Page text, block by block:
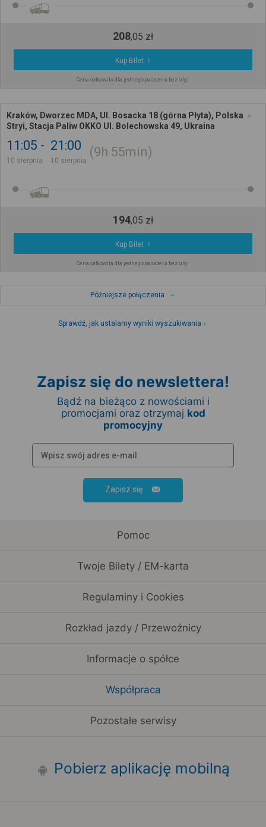
208,05 zł
Kup Bilet
Cena całkowita dla jednego pasażera bez ulgi
Kraków, Dworzec MDA, Ul. Bosacka 18 (górna Płyta), Polska
Stryi, Stacja Paliw OKKO Ul. Bolechowska 49, Ukraina
11:05
10 sierpnia
21:00
10 sierpnia
9h 55min
194,05 zł
Kup Bilet
Cena całkowita dla jednego pasażera bez ulgi
Późniejsze połączenia
Sprawdź, jak ustalamy wyniki wyszukiwania
Zapisz się do newslettera!
Bądź na bieżąco z nowościami i
promocjami oraz otrzymaj kod
promocyjny
Zapisz się
Pomoc
Twoje Bilety / EM-karta
Regulaminy i Cookies
Rozkład jazdy / Przewoźnicy
Informacje o spółce
Współpraca
Pozostałe serwisy
Pobierz aplikację mobilną